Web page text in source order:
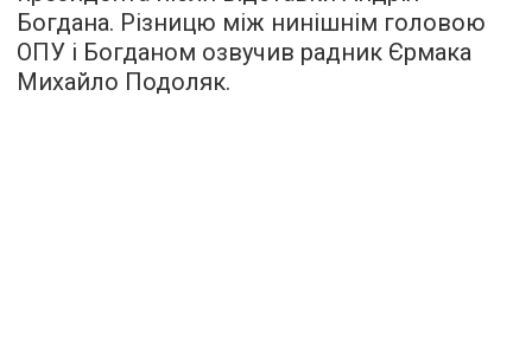
Богдана. Різницю між нинішнім головою
ОПУ і Богданом озвучив радник Єрмака
Михайло Подоляк.